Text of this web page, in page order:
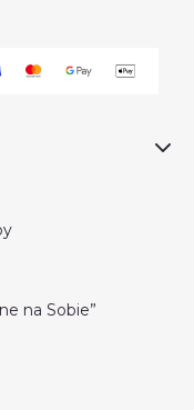
na Sobie”